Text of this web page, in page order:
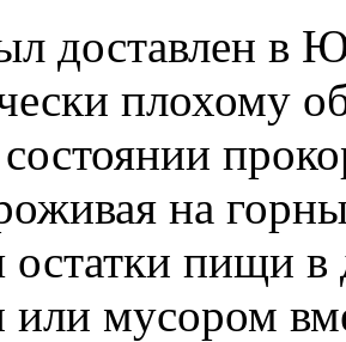
доставлен в
плохому
на
остатки пищи в
или мусором